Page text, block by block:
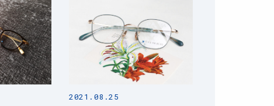
2021.08.25